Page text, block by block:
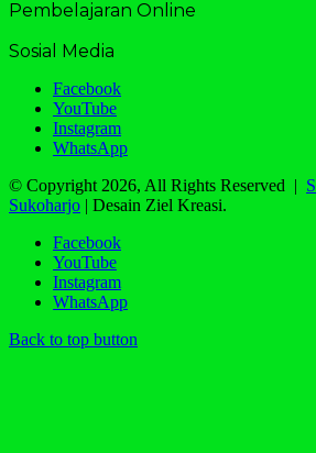
Pembelajaran Online
Sosial Media
Facebook
YouTube
Instagram
WhatsApp
© Copyright 2026, All Rights Reserved |
Sukoharjo | Desain Ziel Kreasi.
Facebook
YouTube
Instagram
WhatsApp
Back to top button